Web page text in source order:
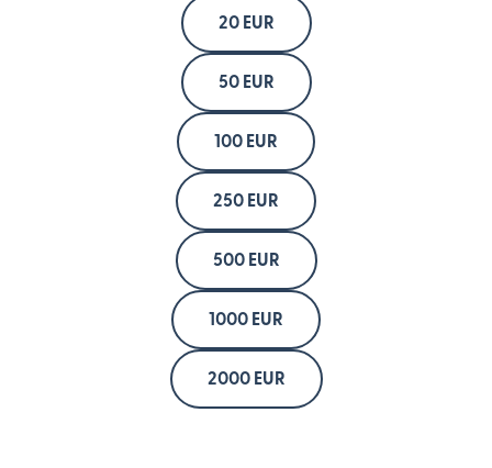
20 EUR
50 EUR
100 EUR
250 EUR
500 EUR
1000 EUR
2000 EUR